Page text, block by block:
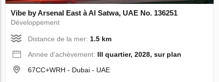
Vibe by Arsenal East à Al Satwa, UAE No. 136251
Développement
Distance de la mer: 1.5 km
Année d'achèvement: III quartier, 2028, sur plan
67CC+WRH - Dubai - UAE